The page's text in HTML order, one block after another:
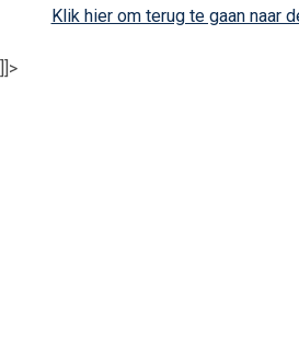
Klik hier om terug te gaan naar
]]>